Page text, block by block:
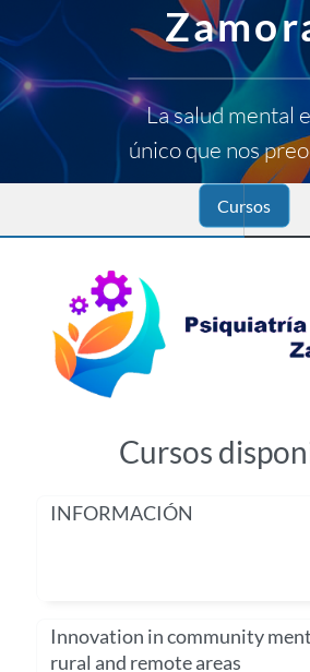
La salud mental
único que nos
Cursos
Cursos
INFORMACIÓN
Innovation in community
rural and remote areas